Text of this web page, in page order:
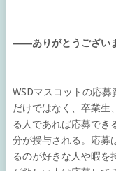
――ありがとうございま
WSDマスコットの応募
だけではなく、卒業生
る人であれば応募でき
分が授与される。応募
るのが好きな人や暇を